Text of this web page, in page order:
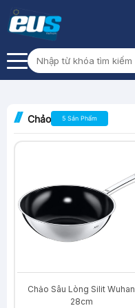
Chảo 5 Sản Phẩm
Chảo Sâu Lòng Silit Wuhan
28cm